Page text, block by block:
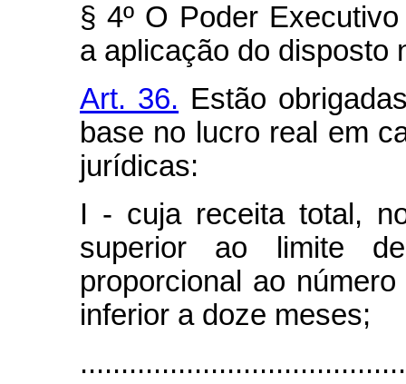
§ 4º O Poder
a aplicação do disposto
Art. 36. Estão
base no lucro real em
jurídicas:
I - cuja receita total,
superior ao limite
proporcional ao
inferior a doze meses;